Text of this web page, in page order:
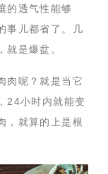
的透气性能够
事儿都省了。几
是爆盆。
肉呢？就是当它
24小时内就能变
，就算的上是根